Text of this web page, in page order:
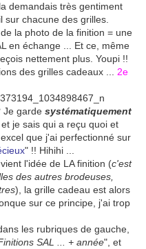
demandais très gentiment
chacune des grilles.
la photo de la finition = une
en échange ... Et ce, même
nettement plus. Youpi !!
des grilles cadeaux ... 2e
Je garde systématiquement
je sais qui a reçu quoi et
que j'ai perfectionné sur
" !! Hihihi ...
l'idée de LA finition (c'est
des autres brodeuses,
), la grille cadeau est alors
sur ce principe, j'ai trop
les rubriques de gauche,
SAL ... + année", et